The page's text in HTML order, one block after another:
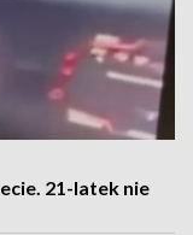
21-latek nie